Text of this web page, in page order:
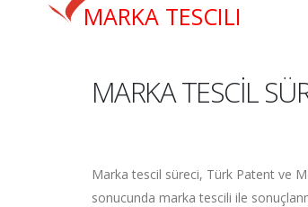
MARKA TESCILI
MARKA TESCİL
Marka tescil süreci, Türk Patent ve
sonucunda marka tescili ile